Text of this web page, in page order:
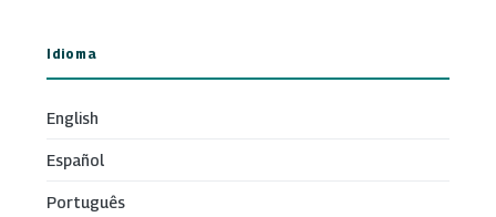
Idioma
English
Español
Português